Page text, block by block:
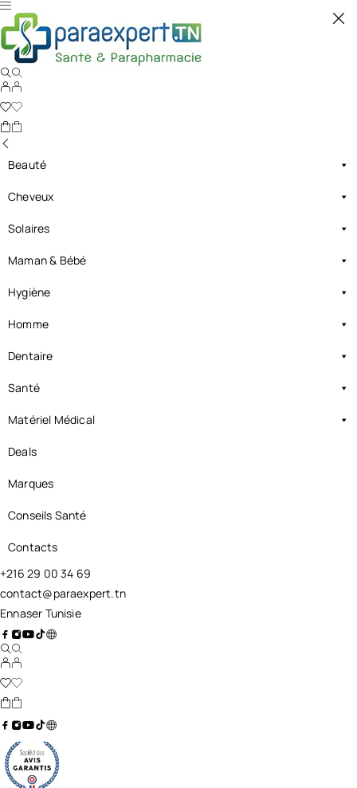
Beauté
Cheveux
Solaires
Maman & Bébé
Hygiène
Homme
Dentaire
Santé
Matériel Médical
Deals
Marques
Conseils Santé
Contacts
+216 29 00 34 69
contact@paraexpert.tn
Ennaser Tunisie